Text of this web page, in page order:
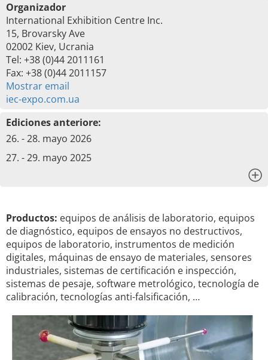
Organizador
International Exhibition Centre Inc.
15, Brovarsky Ave
02002 Kiev, Ucrania
Tel: +38 (0)44 2011161
Fax: +38 (0)44 2011157
Mostrar email
iec-expo.com.ua
Ediciones anteriore:
26. - 28. mayo 2026
27. - 29. mayo 2025
Productos: equipos de análisis de laboratorio, equipos
de diagnóstico, equipos de ensayos no destructivos,
equipos de laboratorio, instrumentos de medición
digitales, máquinas de ensayo de materiales, sensores
industriales, sistemas de certificación e inspección,
sistemas de pesaje, software metrológico, tecnología de
calibración, tecnologías anti-falsificación, …